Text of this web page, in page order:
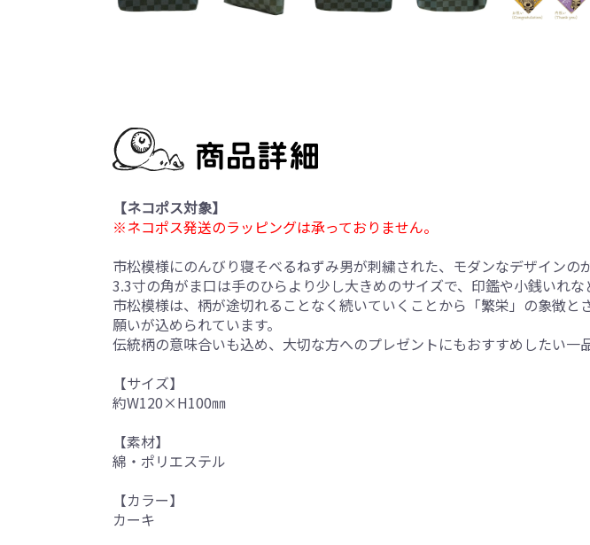
【ネコポス対象】
※ネコポス発送のラッピングは承っておりません。
市松模様にのんびり寝そべるねずみ男が刺繍された、モダンなデザインの
3.3寸の角がま口は手のひらより少し大きめのサイズで、印鑑や小銭いれな
市松模様は、柄が途切れることなく続いていくことから「繁栄」の象徴
願いが込められています。
伝統柄の意味合いも込め、大切な方へのプレゼントにもおすすめしたい一品
【サイズ】
約W120×H100㎜
【素材】
綿・ポリエステル
【カラー】
カーキ